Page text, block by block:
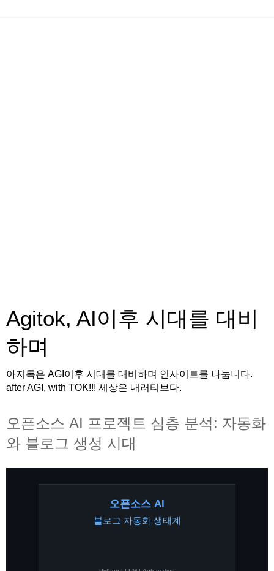
Agitok, AI이후 시대를 대비
하며
아지톡은 AGI이후 시대를 대비하며 인사이트를 나눕니다.
after AGI, with TOK!!! 세상은 내러티브다.
오픈소스 AI 프로젝트 심층 분석: 자동화
와 블로그 생성 시대
오픈소스 AI
블로그 자동화 생태계